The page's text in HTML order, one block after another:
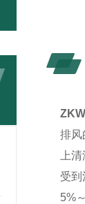
排风
上
受
5%